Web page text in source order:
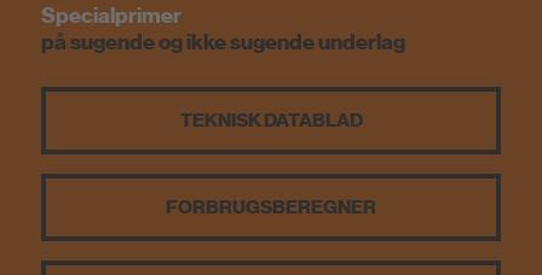
Om os
Bæredygtighed
Specialprimer
på sugende og ikke sugende underlag
TEKNISK DATABLAD
FORBRUGSBEREGNER